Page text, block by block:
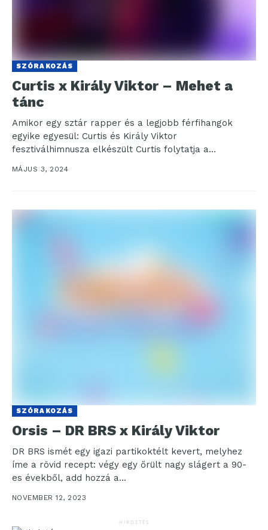
SZÓRAKOZÁS
Curtis x Király Viktor – Mehet a
tánc
Amikor egy sztár rapper és a legjobb férfihangok
egyike egyesül: Curtis és Király Viktor
fesztiválhimnusza elkészült Curtis folytatja a
hagyományt, mely szerint minden...
MÁJUS 3, 2024
SZÓRAKOZÁS
Orsis – DR BRS x Király Viktor
DR BRS ismét egy igazi partikoktélt kevert, melyhez
íme a rövid recept: végy egy őrült nagy slágert a 90-
es évekből, add hozzá a...
NOVEMBER 12, 2023
HIRDETÉS